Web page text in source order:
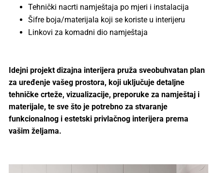
Tehnički nacrti namještaja po mjeri i instalacija
Šifre boja/materijala koji se koriste u interijeru
Linkovi za komadni dio namještaja
Idejni projekt dizajna interijera pruža sveobuhvatan plan
za uređenje vašeg prostora, koji uključuje detaljne
tehničke crteže, vizualizacije, preporuke za namještaj i
materijale, te sve što je potrebno za stvaranje
funkcionalnog i estetski privlačnog interijera prema
vašim željama.